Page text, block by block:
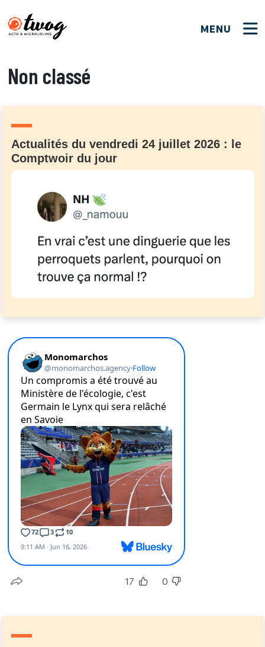
MENU
Non classé
Actualités du vendredi 24 juillet 2026 : le
Comptwoir du jour
17 0
Bienvenue !
PSEUDO*
EMAIL*
PASSWORD*
JE M'INSCRIS
Connexion
PSEUDO
MOT DE PASSE
CONNEXION
VOTRE PARTICIPATION
Que souhaitez-vous proposer ?
Ma propre sélection
ME CONNECTER
Un Thread